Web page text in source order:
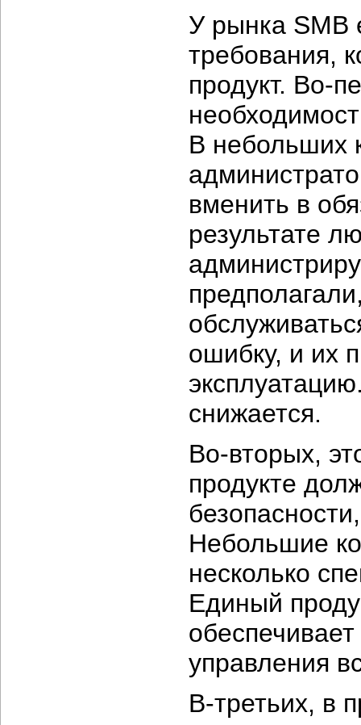
У рынка SMB
требования,
продукт. Во-
В небольших
вменить в
результате
ошибку, и их
снижается.
Во-вторых,
продукте
Небольшие
несколько
Единый
управления
В-третьих, в